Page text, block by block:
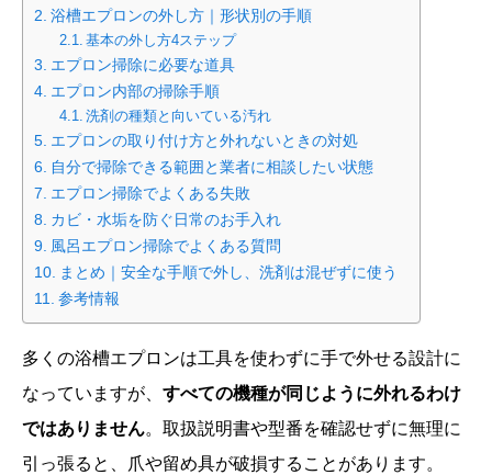
浴槽エプロンの外し方｜形状別の手順
基本の外し方4ステップ
エプロン掃除に必要な道具
エプロン内部の掃除手順
洗剤の種類と向いている汚れ
エプロンの取り付け方と外れないときの対処
自分で掃除できる範囲と業者に相談したい状態
エプロン掃除でよくある失敗
カビ・水垢を防ぐ日常のお手入れ
風呂エプロン掃除でよくある質問
まとめ｜安全な手順で外し、洗剤は混ぜずに使う
参考情報
多くの浴槽エプロンは工具を使わずに手で外せる設計に
なっていますが、 すべての機種が同じように外れるわけ
ではありません。取扱説明書や型番を確認せずに無理に
引っ張ると、爪や留め具が破損することがあります。